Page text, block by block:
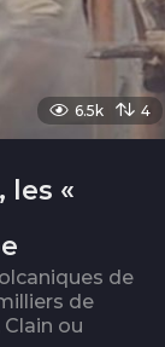
6.5k 4
les «
de
de
Clain ou